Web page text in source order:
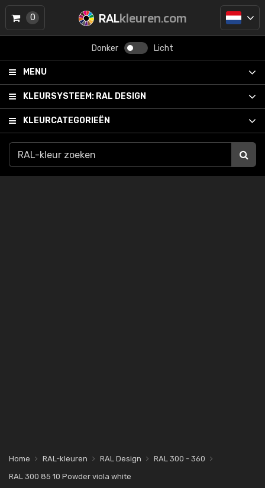
RALkleuren.com
Donker Licht
MENU
KLEURSYSTEEM: RAL DESIGN
KLEURCATEGORIEËN
0
Home RAL-kleuren RAL Design
RAL 300 - 360
RAL 300 85 10 Powder viola white